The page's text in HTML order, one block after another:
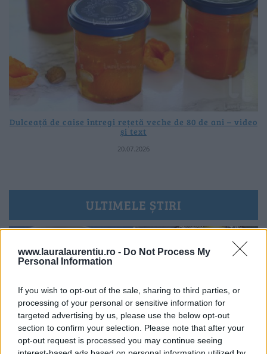
www.lauralaurentiu.ro - Do Not Process My
Personal Information
If you wish to opt-out of the sale, sharing to third parties, or
processing of your personal or sensitive information for
targeted advertising by us, please use the below opt-out
section to confirm your selection. Please note that after your
opt-out request is processed you may continue seeing
Dulceață de caise întregi rețetă veche de 80 de ani – video
și text
20.07.2026
ULTIMELE ȘTIRI